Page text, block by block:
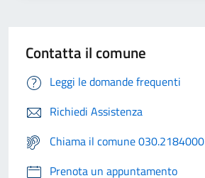
Contatta il comune
Leggi le domande frequenti
Richiedi Assistenza
Chiama il comune 030.2184000
Prenota un appuntamento